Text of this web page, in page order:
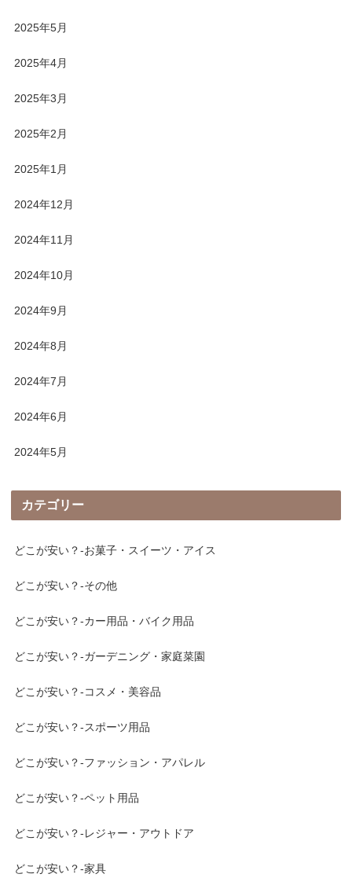
2025年5月
2025年4月
2025年3月
2025年2月
2025年1月
2024年12月
2024年11月
2024年10月
2024年9月
2024年8月
2024年7月
2024年6月
2024年5月
カテゴリー
どこが安い？-お菓子・スイーツ・アイス
どこが安い？-その他
どこが安い？-カー用品・バイク用品
どこが安い？-ガーデニング・家庭菜園
どこが安い？-コスメ・美容品
どこが安い？-スポーツ用品
どこが安い？-ファッション・アパレル
どこが安い？-ペット用品
どこが安い？-レジャー・アウトドア
どこが安い？-家具